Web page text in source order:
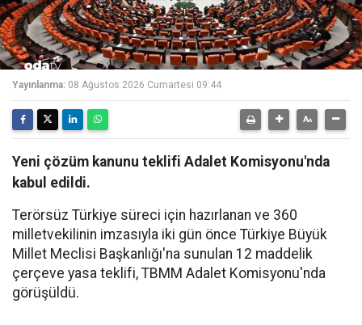
Yayınlanma: 08 Ağustos 2026 Cumartesi 09:44
Yeni çözüm kanunu teklifi Adalet Komisyonu'nda
kabul edildi.
Terörsüz Türkiye süreci için hazırlanan ve 360
milletvekilinin imzasıyla iki gün önce Türkiye Büyük
Millet Meclisi Başkanlığı'na sunulan 12 maddelik
çerçeve yasa teklifi, TBMM Adalet Komisyonu'nda
görüşüldü.